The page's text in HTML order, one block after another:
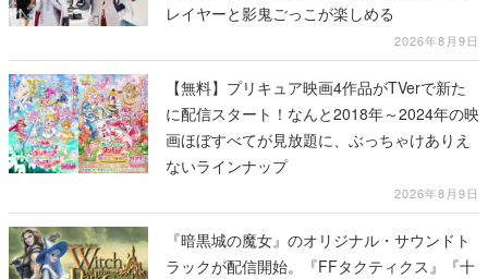
レイヤーと影鬼ごっこが楽しめる
2026年8月9日
【無料】プリキュア映画4作品がTVerで新た
に配信スタート！なんと2018年～2024年の映
画ほぼすべてが見放題に、ぶっちゃけありえ
ないラインナップ
2026年8月9日
『暗黒城の魔女』のオリジナル・サウンドト
ラックが配信開始。『FFタクティクス』『十